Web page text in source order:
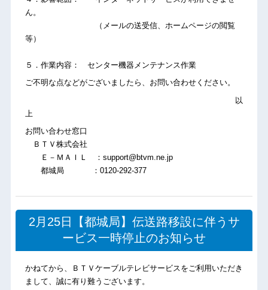
ん。
（メールの送受信、ホームページの閲覧
等）
５．作業内容： センター機器メンテナンス作業
ご不明な点などがございましたら、お問い合わせください。
以
上
お問い合わせ窓口
ＢＴＶ株式会社
Ｅ－ＭＡＩＬ ：support@btvm.ne.jp
都城局 ：0120-292-377
2月25日【都城局】伝送路移設に伴うサ
ービス一時停止のお知らせ
かねてから、ＢＴＶケーブルテレビサービスをご利用いただき
まして、誠に有り難うございます。